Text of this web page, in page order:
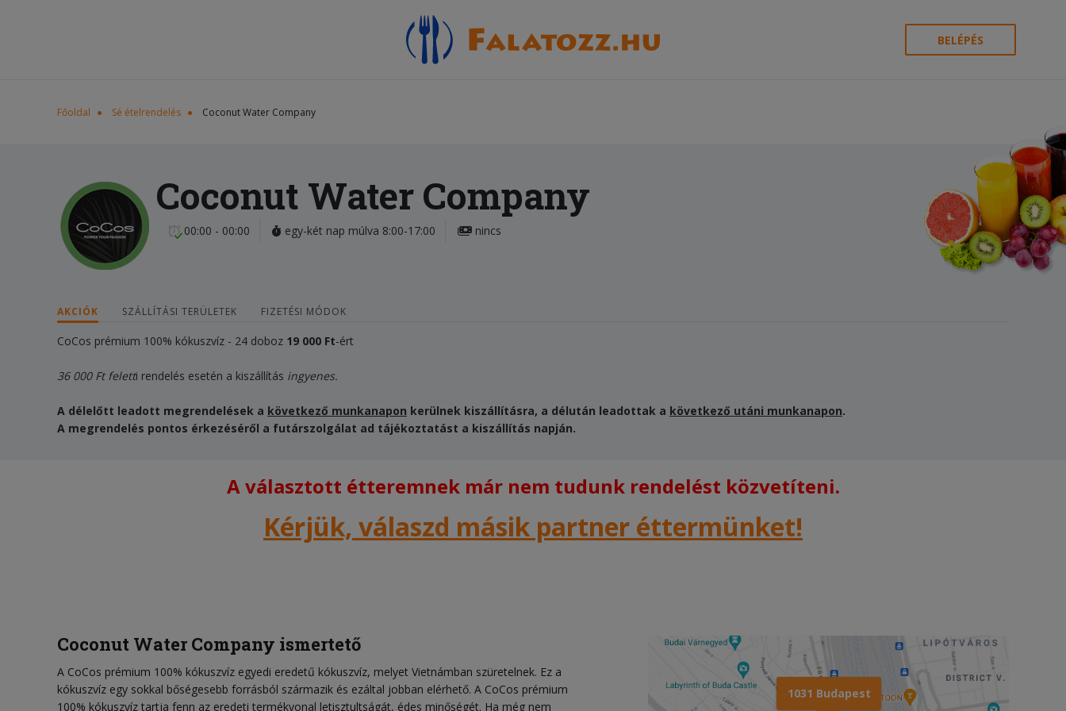
BELÉPÉS
Főoldal Sé ételrendelés Coconut Water Company
Coconut Water Company
00:00 - 00:00 egy-két nap múlva 8:00-17:00 nincs
AKCIÓK SZÁLLÍTÁSI TERÜLETEK FIZETÉSI MÓDOK
CoCos prémium 100% kókuszvíz - 24 doboz 19 000 Ft-ért
36 000 Ft feletti rendelés esetén a kiszállítás ingyenes.
A délelőtt leadott megrendelések a következő munkanapon kerülnek kiszállításra, a délután leadottak a következő utáni munkanapon.
A megrendelés pontos érkezéséről a futárszolgálat ad tájékoztatást a kiszállítás napján.
A választott étteremnek már nem tudunk rendelést közvetíteni.
Kérjük, válaszd másik partner éttermünket!
Coconut Water Company ismertető
A CoCos prémium 100% kókuszvíz egyedi eredetű kókuszvíz, melyet Vietnámban szüretelnek. Ez a
kókuszvíz egy sokkal bőségesebb forrásból származik és ezáltal jobban elérhető. A CoCos prémium
100% kókuszvíz tartja fenn az eredeti termékvonal letisztultságát, édes minőségét. Ha még nem
1031 Budapest